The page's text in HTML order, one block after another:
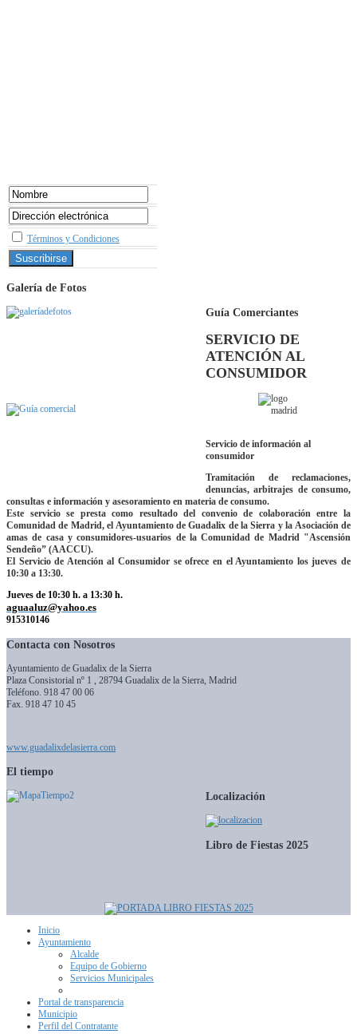
Términos y Condiciones
Galería de Fotos
Guía Comerciantes
SERVICIO DE
ATENCIÓN AL
CONSUMIDOR
Servicio de información al
consumidor
Tramitación de reclamaciones,
denuncias, arbitrajes de consumo,
consultas e información y asesoramiento en materia de consumo.
Este servicio se presta como resultado del convenio de colaboración entre la
Comunidad de Madrid, el Ayuntamiento de Guadalix de la Sierra y la Asociación de
amas de casa y consumidores-usuarios de la Comunidad de Madrid "Ascensión
Sendeño” (AACCU).
El Servicio de Atención al Consumidor se ofrece en el Ayuntamiento los jueves de
10:30 a 13:30.
Jueves de 10:30 h. a 13:30 h.
aguaaluz@yahoo.es
915310146
Contacta con Nosotros
Ayuntamiento de Guadalix de la Sierra
Plaza Consistorial nº 1 , 28794 Guadalix de la Sierra, Madrid
Teléfono. 918 47 00 06
Fax. 918 47 10 45
www.guadalixdelasierra.com
El tiempo
Localización
Libro de Fiestas 2025
Inicio
Ayuntamiento
Alcalde
Equipo de Gobierno
Servicios Municipales
Portal de transparencia
Municipio
Perfil del Contratante